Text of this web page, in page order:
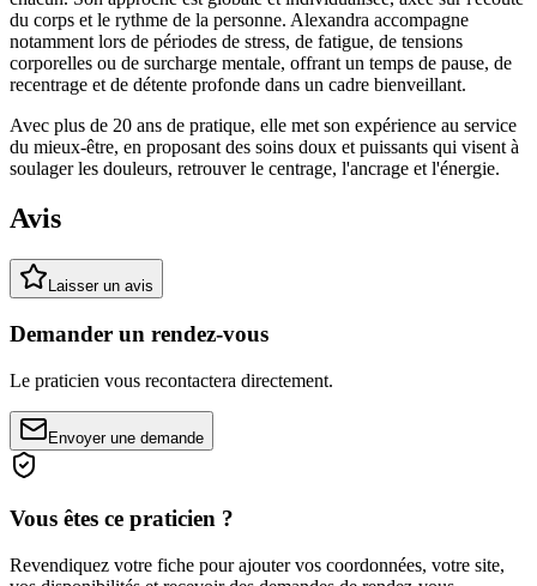
du corps et le rythme de la personne. Alexandra accompagne
notamment lors de périodes de stress, de fatigue, de tensions
corporelles ou de surcharge mentale, offrant un temps de pause, de
recentrage et de détente profonde dans un cadre bienveillant.
Avec plus de 20 ans de pratique, elle met son expérience au service
du mieux-être, en proposant des soins doux et puissants qui visent à
soulager les douleurs, retrouver le centrage, l'ancrage et l'énergie.
Avis
Laisser un avis
Demander un rendez-vous
Le praticien vous recontactera directement.
Envoyer une demande
Vous êtes ce praticien ?
Revendiquez votre fiche pour ajouter vos coordonnées, votre site,